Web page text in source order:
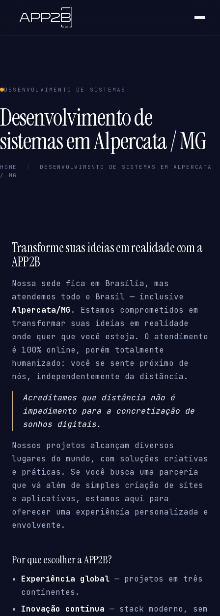
DESENVOLVIMENTO DE SISTEMAS
Desenvolvimento de
sistemas em Alpercata / MG
HOME /
DESENVOLVIMENTO DE SISTEMAS EM ALPERCATA
/ MG
Transforme suas ideias em realidade com a
APP2B
Nossa sede fica em Brasília, mas
atendemos todo o Brasil — inclusive
Alpercata/MG . Estamos comprometidos em
transformar suas ideias em realidade
onde quer que você esteja. O atendimento
é 100% online, porém totalmente
humanizado: você se sente próximo de
nós, independentemente da distância.
Acreditamos que distância não é
impedimento para a concretização de
sonhos digitais.
Nossos projetos alcançam diversos
lugares do mundo, com soluções criativas
e práticas. Se você busca uma parceria
que vá além de simples criação de sites
e aplicativos, estamos aqui para
oferecer uma experiência personalizada e
envolvente.
Por que escolher a APP2B?
Experiência global — projetos em três
continentes.
Inovação contínua — stack moderno, sem